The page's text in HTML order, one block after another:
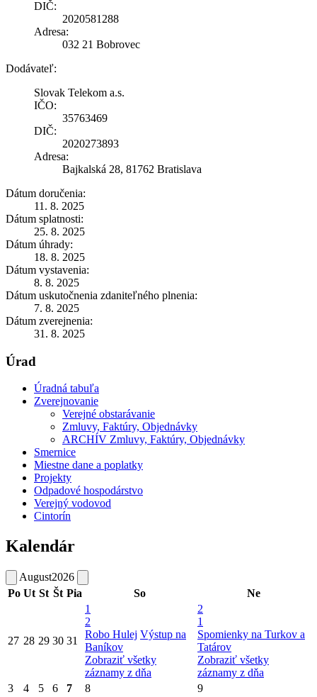
DIČ:
2020581288
Adresa:
032 21 Bobrovec
Dodávateľ:
Slovak Telekom a.s.
IČO:
35763469
DIČ:
2020273893
Adresa:
Bajkalská 28, 81762 Bratislava
Dátum doručenia:
11. 8. 2025
Dátum splatnosti:
25. 8. 2025
Dátum úhrady:
18. 8. 2025
Dátum vystavenia:
8. 8. 2025
Dátum uskutočnenia zdaniteľného plnenia:
7. 8. 2025
Dátum zverejnenia:
31. 8. 2025
Úrad
Úradná tabuľa
Zverejnovanie
Verejné obstarávanie
Zmluvy, Faktúry, Objednávky
ARCHÍV Zmluvy, Faktúry, Objednávky
Smernice
Miestne dane a poplatky
Projekty
Odpadové hospodárstvo
Verejný vodovod
Cintorín
Kalendár
August2026
Po Ut St Št Pia So Ne
27 28 29 30 31
1
2
Robo Hulej Výstup na
Baníkov
Zobraziť všetky
záznamy z dňa
2
1
Spomienky na Turkov a
Tatárov
Zobraziť všetky
záznamy z dňa
3
4 5 6 7 8
9